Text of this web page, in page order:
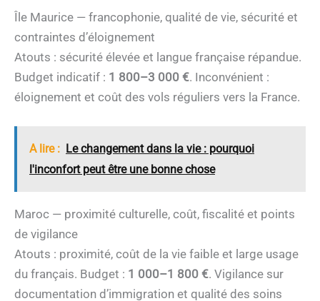
Île Maurice — francophonie, qualité de vie, sécurité et
contraintes d’éloignement
Atouts : sécurité élevée et langue française répandue.
Budget indicatif : 1 800–3 000 €. Inconvénient :
éloignement et coût des vols réguliers vers la France.
A lire : Le changement dans la vie : pourquoi
l'inconfort peut être une bonne chose
Maroc — proximité culturelle, coût, fiscalité et points
de vigilance
Atouts : proximité, coût de la vie faible et large usage
du français. Budget : 1 000–1 800 €. Vigilance sur
documentation d’immigration et qualité des soins